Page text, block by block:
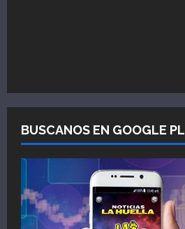
BUSCANOS EN GOOGLE